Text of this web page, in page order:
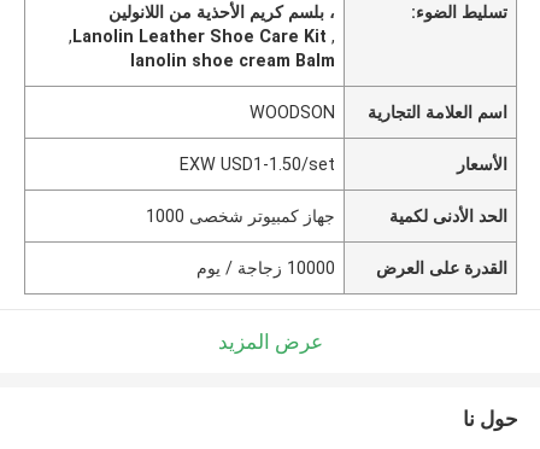
تسليط الضوء:
، بلسم كريم الأحذية من اللانولين
,
Lanolin Leather Shoe Care Kit
,
lanolin shoe cream Balm
اسم العلامة التجارية WOODSON
الأسعار EXW USD1-1.50/set
الحد الأدنى لكمية جهاز كمبيوتر شخصى 1000
القدرة على العرض 10000 زجاجة / يوم
عرض المزيد
حول نا